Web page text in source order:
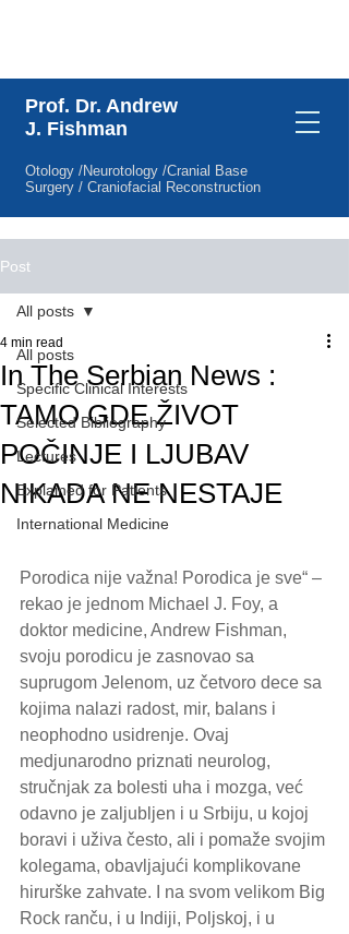
Prof. Dr. Andrew
J. Fishman
Otology /Neurotology /Cranial Base
Surgery / Craniofacial Reconstruction
Post
All posts
Specific Clinical Interests
Selected Bibliography
Lectures
Explained for Patients
International Medicine
All posts
In The Serbian News :
TAMO GDE ŽIVOT
POČINJE I LJUBAV
NIKADA NE NESTAJE
4 min read
Porodica nije važna! Porodica je sve“ –
rekao je jednom Michael J. Foy, a
doktor medicine, Andrew Fishman,
svoju porodicu je zasnovao sa
suprugom Jelenom, uz četvoro dece sa
kojima nalazi radost, mir, balans i
neophodno usidrenje. Ovaj
medjunarodno priznati neurolog,
stručnjak za bolesti uha i mozga, već
odavno je zaljubljen i u Srbiju, u kojoj
boravi i uživa često, ali i pomaže svojim
kolegama, obavljajući komplikovane
hirurške zahvate. I na svom velikom Big
Rock ranču, i u Indiji, Poljskoj, i u